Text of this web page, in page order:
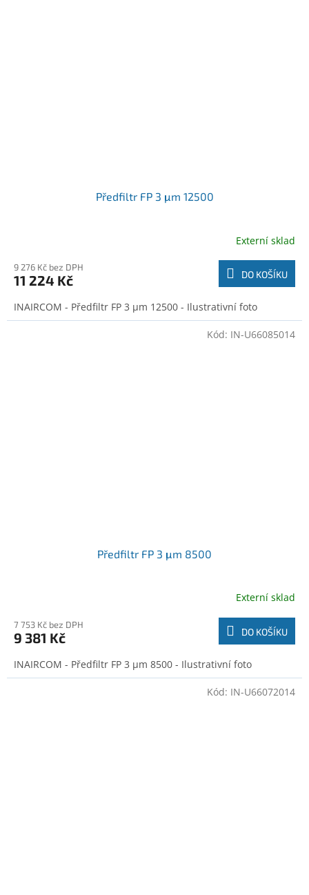
Předfiltr FP 3 μm 12500
Externí sklad
9 276 Kč bez DPH
11 224 Kč DO KOŠÍKU
INAIRCOM - Předfiltr FP 3 μm 12500 - Ilustrativní foto
Předfiltr FP 3 μm 8500
Externí sklad
7 753 Kč bez DPH
9 381 Kč DO KOŠÍKU
INAIRCOM - Předfiltr FP 3 μm 8500 - Ilustrativní foto
Kód: IN-U66085014
Kód: IN-U66072014